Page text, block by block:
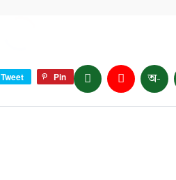
Tweet Pin অ-